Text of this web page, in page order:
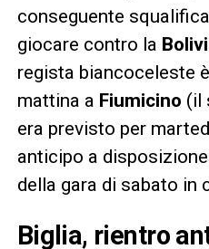
conseguente
giocare contro la
regista biancoceleste
mattina a Fiumicino (il
era previsto per
anticipo a
della gara di sabato in
Biglia, rientro